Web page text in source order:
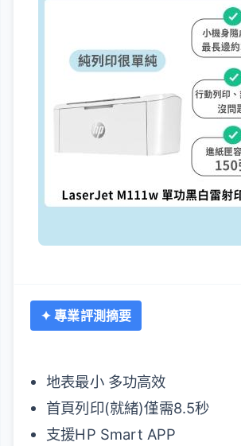
✦ 專業評測摘要
地表最小 多功高效
首頁列印(就緒)僅需8.5秒
支援HP Smart APP